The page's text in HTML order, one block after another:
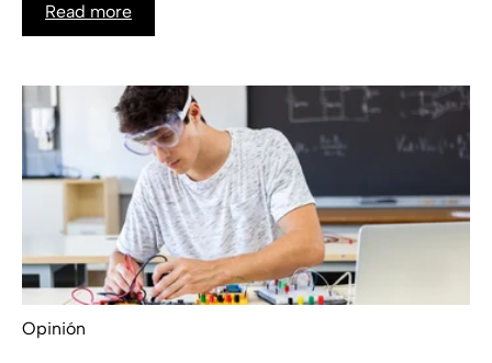
Read more
Opinión